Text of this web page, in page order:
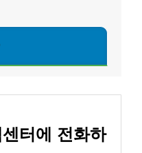
터에 전화하